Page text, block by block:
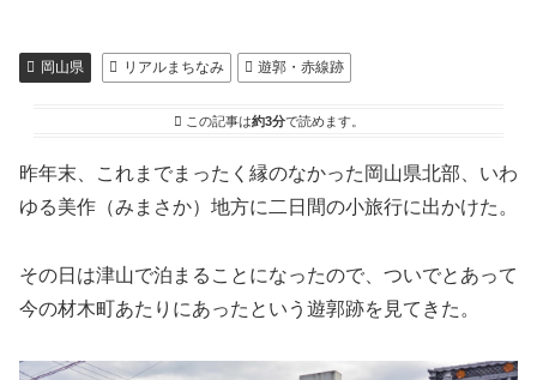
岡山県 リアルまちなみ 遊郭・赤線跡
この記事は約3分で読めます。
昨年末、これまでまったく縁のなかった岡山県北部、いわ
ゆる美作（みまさか）地方に二日間の小旅行に出かけた。
その日は津山で泊まることになったので、ついでとあって
今の材木町あたりにあったという遊郭跡を見てきた。